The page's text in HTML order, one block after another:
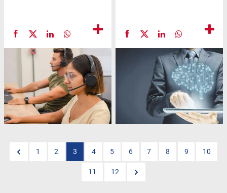
1 2 3 4 5 6 7 8 9 10
11 12